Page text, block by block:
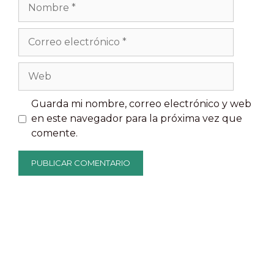
electrónico
Guarda mi nombre, correo electrónico y web
en este navegador para la próxima vez que
comente.